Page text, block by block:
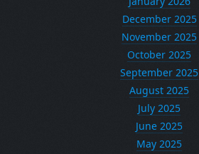
December 2025
November 2025
October 2025
September 2025
August 2025
July 2025
June 2025
May 2025